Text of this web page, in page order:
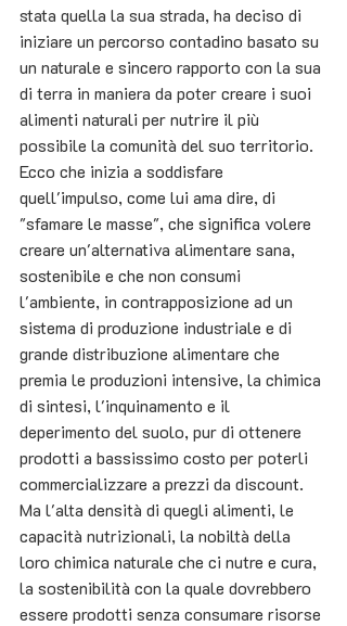
stata quella la sua strada, ha deciso di
iniziare un percorso contadino basato su
un naturale e sincero rapporto con la sua
di terra in maniera da poter creare i suoi
alimenti naturali per nutrire il più
possibile la comunità del suo territorio.
Ecco che inizia a soddisfare
quell'impulso, come lui ama dire, di
"sfamare le masse", che significa volere
creare un'alternativa alimentare sana,
sostenibile e che non consumi
l'ambiente, in contrapposizione ad un
sistema di produzione industriale e di
grande distribuzione alimentare che
premia le produzioni intensive, la chimica
di sintesi, l'inquinamento e il
deperimento del suolo, pur di ottenere
prodotti a bassissimo costo per poterli
commercializzare a prezzi da discount.
Ma l'alta densità di quegli alimenti, le
capacità nutrizionali, la nobiltà della
loro chimica naturale che ci nutre e cura,
la sostenibilità con la quale dovrebbero
essere prodotti senza consumare risorse